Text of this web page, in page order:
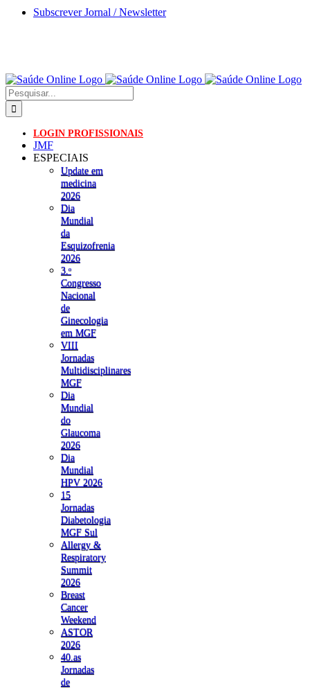
Skip
Subscrever Jornal / Newsletter
Pesquisar
LOGIN PROFISSIONAIS
JMF
ESPECIAIS
Update em
medicina
2026
Dia
Mundial
da
Esquizofrenia
2026
3.ᵒ
Congresso
Nacional
de
Ginecologia
em MGF
VIII
Jornadas
Multidisciplinares
MGF
Dia
Mundial
do
Glaucoma
2026
Dia
Mundial
HPV 2026
15
Jornadas
Diabetologia
MGF Sul
Allergy &
Respiratory
Summit
2026
Breast
Cancer
Weekend
ASTOR
2026
40.as
Jornadas
de